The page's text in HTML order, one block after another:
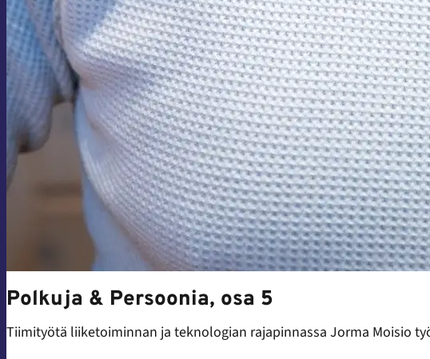
Polkuja & Persoonia, osa 5
Tiimityötä liiketoiminnan ja teknologian rajapinnassa Jorma Moisio